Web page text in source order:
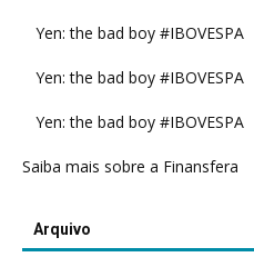
Yen: the bad boy #IBOVESPA
Yen: the bad boy #IBOVESPA
Yen: the bad boy #IBOVESPA
Saiba mais sobre a Finansfera
Arquivo